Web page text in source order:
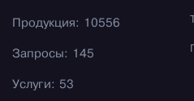
Продукция: 10556
Запросы: 145
Услуги: 53